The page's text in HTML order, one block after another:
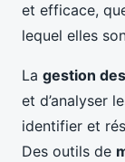
et efficace,
lequel elles
La gestion
et d’analyser
identifier et
Des outils de